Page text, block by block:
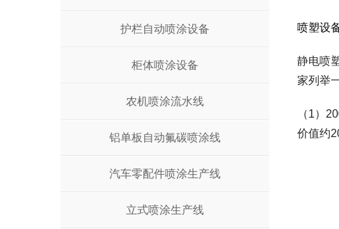
喷塑设
静电喷
家列举
（1）
价值约
护栏自动喷涂设备
柜体喷涂设备
农机喷涂流水线
铝单板自动氟碳喷涂线
汽车零配件喷涂生产线
立式喷涂生产线